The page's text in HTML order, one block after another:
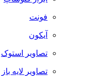
فونت
آیکون
تصاویر استوک
تصاویر لایه باز